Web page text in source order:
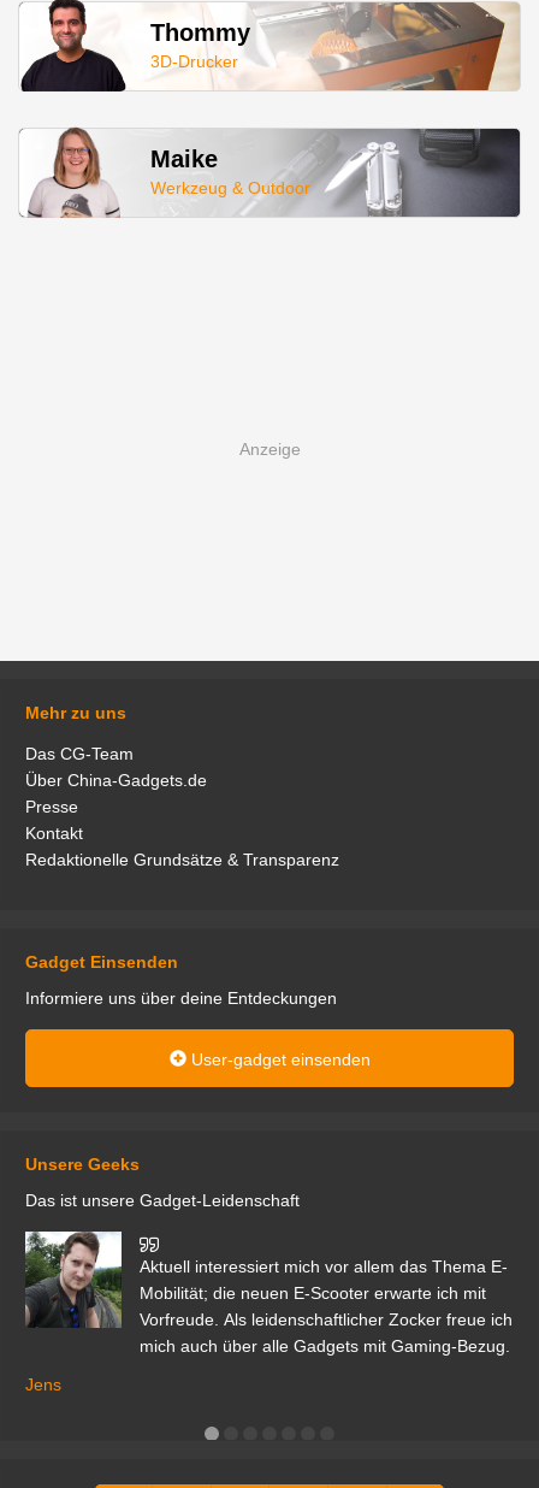
Thommy
3D-Drucker
Maike
Werkzeug & Outdoor
Mehr zu uns
Das CG-Team
Über China-Gadgets.de
Presse
Kontakt
Redaktionelle Grundsätze & Transparenz
Gadget Einsenden
Informiere uns über deine Entdeckungen
User-gadget einsenden
Unsere Geeks
Das ist unsere Gadget-Leidenschaft
Aktuell interessiert mich vor allem das Thema E-
Mobilität; die neuen E-Scooter erwarte ich mit
Vorfreude. Als leidenschaftlicher Zocker freue ich
mich auch über alle Gadgets mit Gaming-Bezug.
Jens